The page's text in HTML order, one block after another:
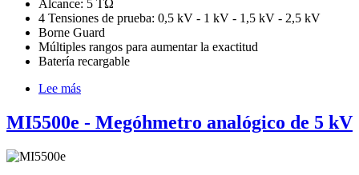
20
kV
Alcance: 5 TΩ
4 Tensiones de prueba: 0,5 kV - 1 kV - 1,5 kV - 2,5 kV
Borne Guard
Múltiples rangos para aumentar la exactitud
Batería recargable
Lee más
Megóhmetro
MI5500e - Megóhmetro analógico de 5 kV